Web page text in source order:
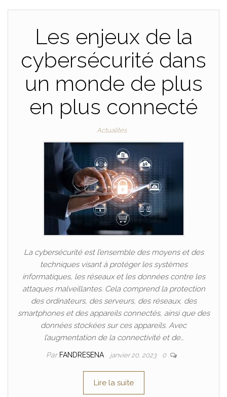
Les enjeux de la
cybersécurité dans
un monde de plus
en plus connecté
Actualités
La cybersécurité est l’ensemble des moyens et des
techniques visant à protéger les systèmes
informatiques, les réseaux et les données contre les
attaques malveillantes. Cela comprend la protection
des ordinateurs, des serveurs, des réseaux, des
smartphones et des appareils connectés, ainsi que des
données stockées sur ces appareils. Avec
l’augmentation de la connectivité et de…
Par FANDRESENA janvier 20, 2023 0
Lire la suite